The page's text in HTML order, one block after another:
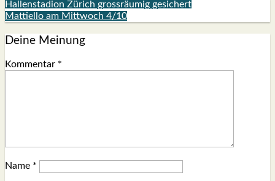
Hallenstadion Zürich grossräumig gesichert
Mattiello am Mittwoch 4/10
Deine Meinung
Kommentar *
Name *